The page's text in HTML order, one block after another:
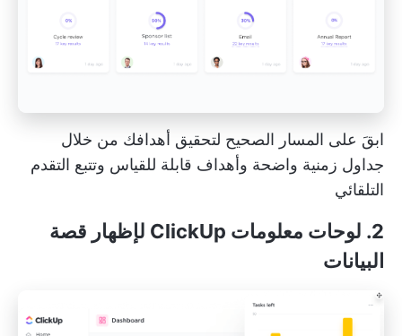
ابقَ على المسار الصحيح لتحقيق أهدافك من خلال
جداول زمنية واضحة وأهداف قابلة للقياس وتتبع التقدم
التلقائي
2. لوحات معلومات ClickUp
لإظهار قصة
البيانات